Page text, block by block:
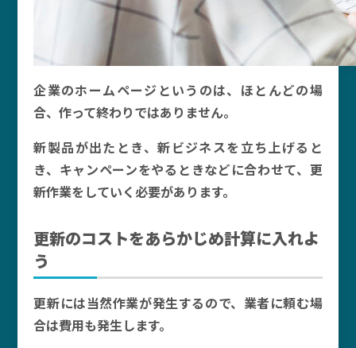
企業のホームページというのは、ほとんどの場
合、作って終わりではありません。
新製品が出たとき、新ビジネスを立ち上げると
き、キャンペーンをやるときなどに合わせて、更
新作業をしていく必要があります。
更新のコストをあらかじめ計算に入れよ
う
更新には当然作業が発生するので、業者に頼む場
合は費用も発生します。